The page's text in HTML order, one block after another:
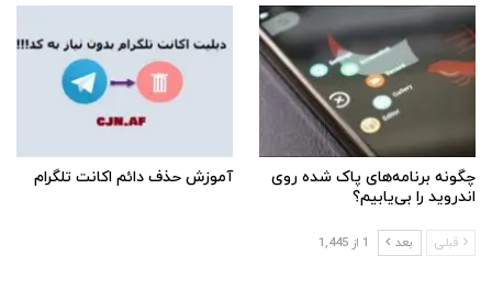
چگونه برنامه‌های پاک شده روی
اندروید را بی‌یابیم؟
آموزش حذف دائم اکانت تلگرام
قبلی بعد 1 از 1,445